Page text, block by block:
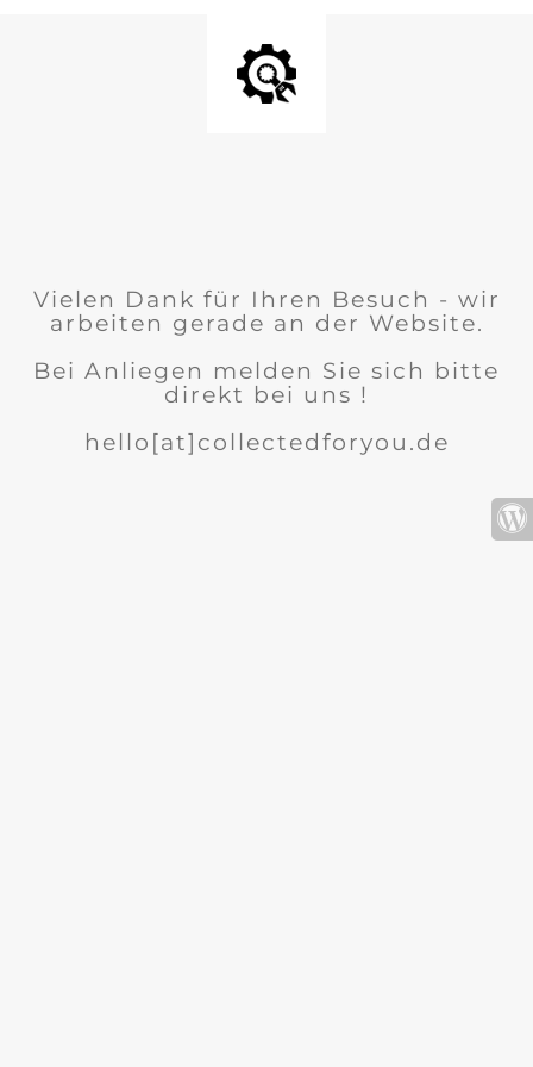
Vielen Dank für Ihren Besuch - wir
arbeiten gerade an der Website.
Bei Anliegen melden Sie sich bitte
direkt bei uns !
hello[at]collectedforyou.de